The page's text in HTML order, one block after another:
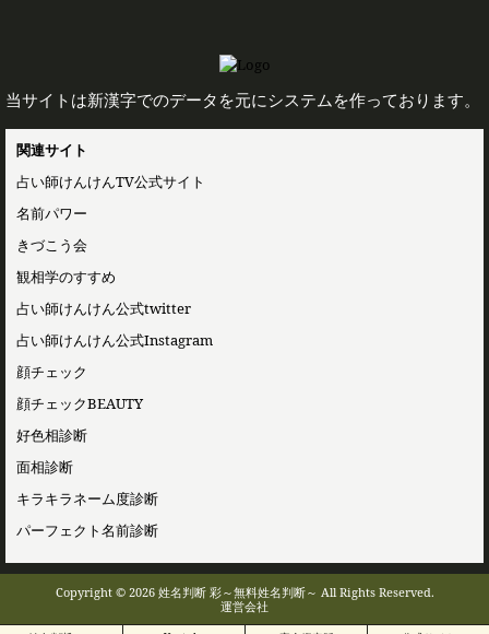
当サイトは新漢字でのデータを元にシステムを作っております。
関連サイト
占い師けんけんTV公式サイト
名前パワー
きづこう会
観相学のすすめ
占い師けんけん公式twitter
占い師けんけん公式Instagram
顔チェック
顔チェックBEAUTY
好色相診断
面相診断
キラキラネーム度診断
パーフェクト名前診断
Copyright © 2026 姓名判断 彩～無料姓名判断～ All Rights Reserved.
運営会社